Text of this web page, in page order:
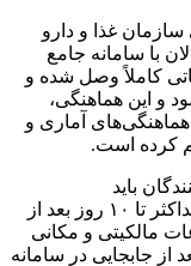
غذا و دارو
با سامانه جامع
کاملاً وصل شده و
و این هماهنگی،
آماری و
کرده است.
باید
شناسه‌گذاری و چاپ بارکد دیتامتریکس را حداکثر تا ۱۰ روز بعد از
مالکیتی و مکانی
از جابجایی در سامانه